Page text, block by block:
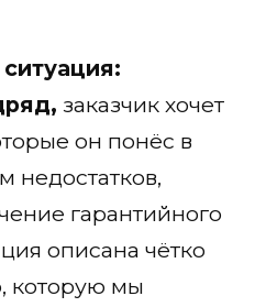
заказчик хочет
он понёс в
недостатков,
гарантийного
описана чётко
которую мы